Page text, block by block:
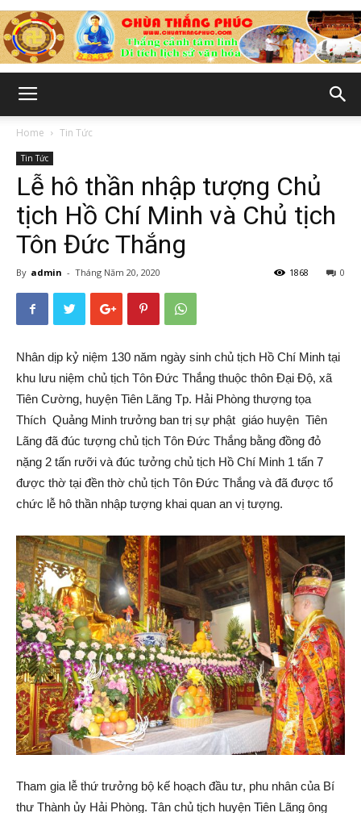
Phúc
-
Lãng
–
Hải
Phòng
Home Tin Tức
Tin Tức
Lễ hô thần nhập tượng Chủ
tịch Hồ Chí Minh và Chủ tịch
Tôn Đức Thắng
By admin - Tháng Năm 20, 2020 0
1868
Nhân dịp kỷ niệm 130 năm ngày sinh chủ tịch Hồ Chí Minh tại
khu lưu niệm chủ tịch Tôn Đức Thắng thuộc thôn Đại Độ, xã
Tiên Cường, huyện Tiên Lãng Tp. Hải Phòng thượng tọa
Thích Quảng Minh trưởng ban trị sự phật giáo huyện Tiên
Lãng đã đúc tượng chủ tịch Tôn Đức Thắng bằng đồng đỏ
nặng 2 tấn rưỡi và đúc tưởng chủ tịch Hồ Chí Minh 1 tấn 7
được thờ tại đền thờ chủ tịch Tôn Đức Thắng và đã được tổ
chức lễ hô thần nhập tượng khai quan an vị tượng.
Tham gia lễ thứ trưởng bộ kế hoạch đầu tư, phu nhân của Bí
thư Thành ủy Hải Phòng. Tân chủ tịch huyện Tiên Lãng ông